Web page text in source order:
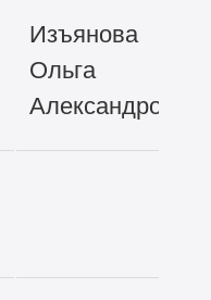
Изъянова
Ольга
Александровна